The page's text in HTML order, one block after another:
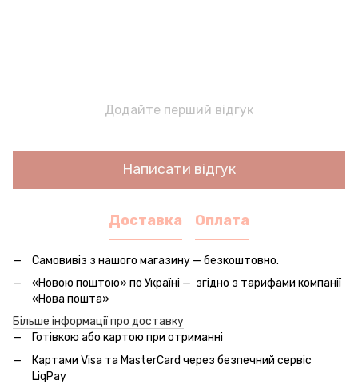
Додайте перший відгук
Написати відгук
Доставка Оплата
Самовивіз з нашого магазину — безкоштовно.
«Новою поштою» по Україні — згідно з тарифами компанії
«Нова пошта»
Більше інформації про доставку
Готівкою або картою при отриманні
Картами Visa та MasterCard через безпечний сервic
LiqPay